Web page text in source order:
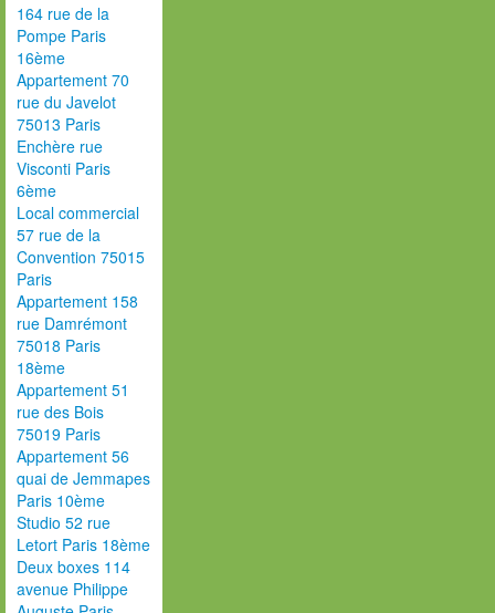
164 rue de la
Pompe Paris
16ème
Appartement 70
rue du Javelot
75013 Paris
Enchère rue
Visconti Paris
6ème
Local commercial
57 rue de la
Convention 75015
Paris
Appartement 158
rue Damrémont
75018 Paris
18ème
Appartement 51
rue des Bois
75019 Paris
Appartement 56
quai de Jemmapes
Paris 10ème
Studio 52 rue
Letort Paris 18ème
Deux boxes 114
avenue Philippe